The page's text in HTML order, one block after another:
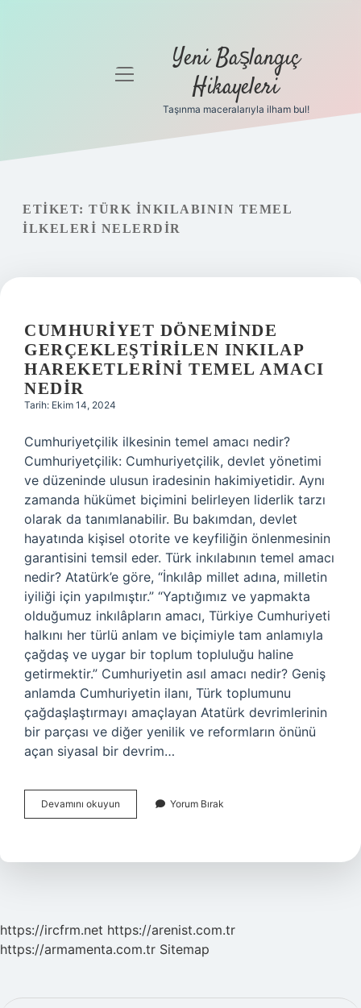
Gizlilik
Yasal Uyarı
menüyü
Yeni Başlangıç
Hikayeleri
Taşınma maceralarıyla ilham bul!
ETIKET: TÜRK INKILABININ TEMEL
ILKELERI NELERDIR
CUMHURIYET DÖNEMINDE
GERÇEKLEŞTIRILEN INKILAP
HAREKETLERINI TEMEL AMACI
NEDIR
Tarih: Ekim 14, 2024
Cumhuriyetçilik ilkesinin temel amacı nedir?
Cumhuriyetçilik: Cumhuriyetçilik, devlet yönetimi
ve düzeninde ulusun iradesinin hakimiyetidir. Aynı
zamanda hükümet biçimini belirleyen liderlik tarzı
olarak da tanımlanabilir. Bu bakımdan, devlet
hayatında kişisel otorite ve keyfiliğin önlenmesinin
garantisini temsil eder. Türk inkılabının temel amacı
nedir? Atatürk’e göre, “İnkılâp millet adına, milletin
iyiliği için yapılmıştır.” “Yaptığımız ve yapmakta
olduğumuz inkılâpların amacı, Türkiye Cumhuriyeti
halkını her türlü anlam ve biçimiyle tam anlamıyla
çağdaş ve uygar bir toplum topluluğu haline
getirmektir.” Cumhuriyetin asıl amacı nedir? Geniş
anlamda Cumhuriyetin ilanı, Türk toplumunu
çağdaşlaştırmayı amaçlayan Atatürk devrimlerinin
bir parçası ve diğer yenilik ve reformların önünü
açan siyasal bir devrim…
Devamını okuyun Cumhuriyet
Döneminde
Hareketlerini
Yorum Bırak
https://ircfrm.net https://arenist.com.tr
https://armamenta.com.tr Sitemap